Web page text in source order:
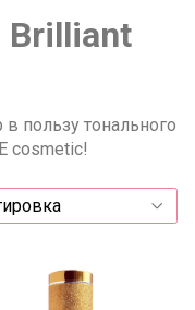
Brilliant
пользу тонального
cosmetic!